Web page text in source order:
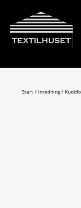
Start/ Inredning/